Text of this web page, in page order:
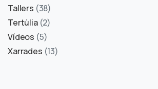
Tallers (38)
Tertúlia(2)
Vídeos (5)
Xarrades (13)